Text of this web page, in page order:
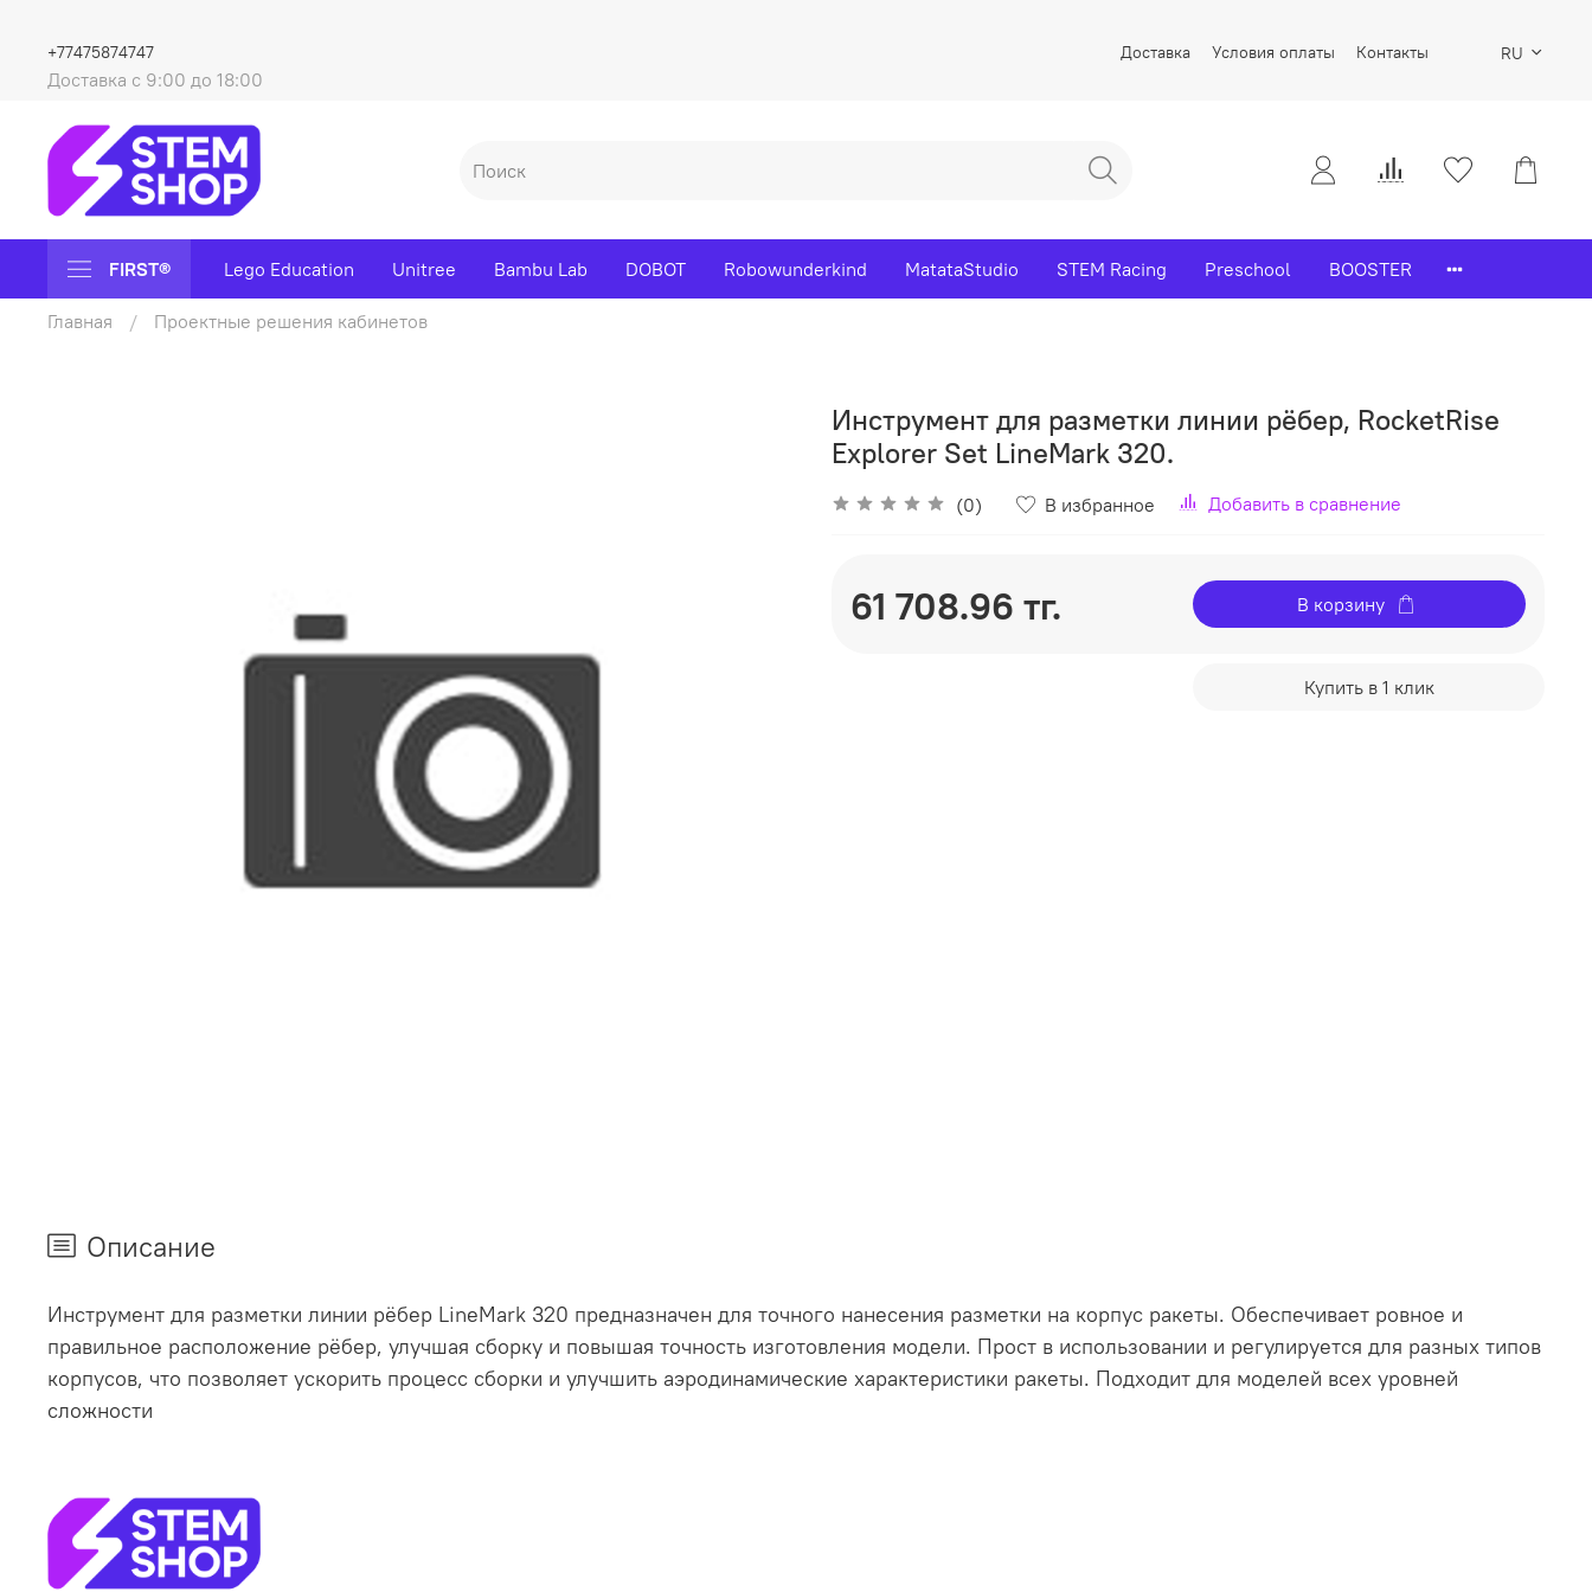
Доставка Условия оплаты Контакты
Доставка с 9:00 до 18:00
+77475874747 RU
FIRST® Lego Education Unitree Bambu Lab DOBOT Robowunderkind MatataStudio STEM Racing Preschool BOOSTER
Главная Проектные решения кабинетов
Инструмент для разметки линии рёбер, RocketRise
Explorer Set LineMark 320.
(0) В избранное Добавить в сравнение
61 708.96 тг. В корзину
Купить в 1 клик
Описание
Инструмент для разметки линии рёбер LineMark 320 предназначен для точного нанесения разметки на корпус ракеты. Обеспечивает ровное и
правильное расположение рёбер, улучшая сборку и повышая точность изготовления модели. Прост в использовании и регулируется для разных типов
корпусов, что позволяет ускорить процесс сборки и улучшить аэродинамические характеристики ракеты. Подходит для моделей всех уровней
сложности